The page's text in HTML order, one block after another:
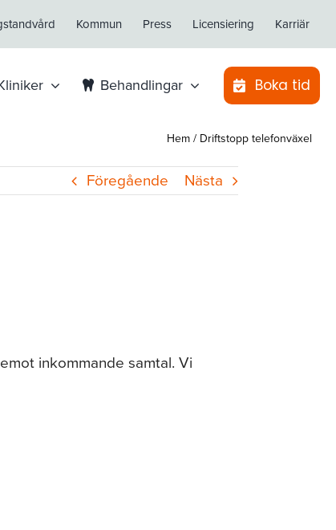
Kommun Press Licensiering Karriär
Behandlingar Boka tid
Hem / Driftstopp telefonväxel
Föregående Nästa
inkommande samtal. Vi